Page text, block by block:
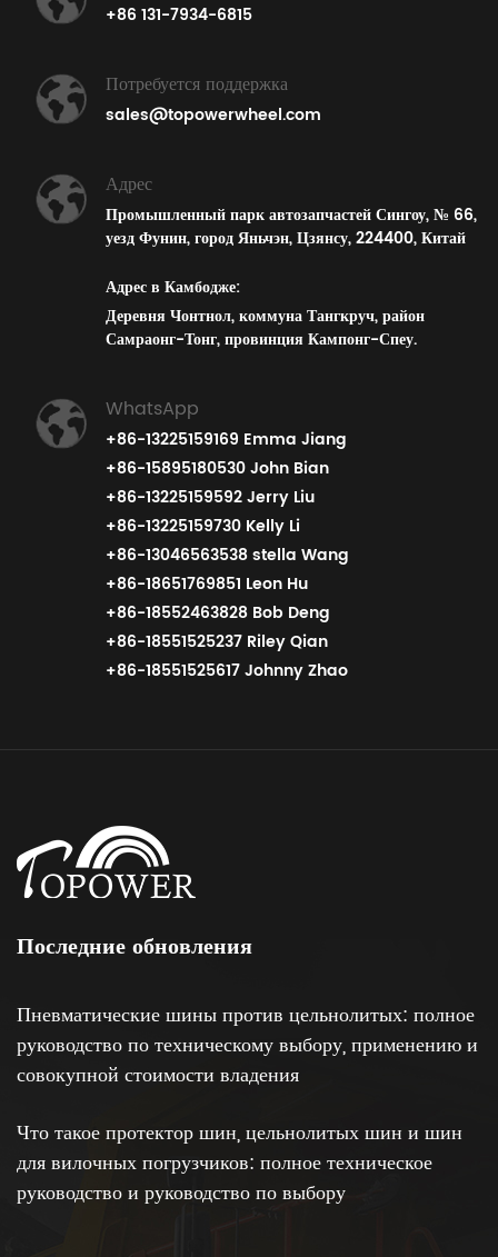
Просмотреть все проекты
+86 131-7934-6815
Потребуется поддержка
sales@topowerwheel.com
Адрес
Промышленный парк автозапчастей Сингоу, № 66,
уезд Фунин, город Яньчэн, Цзянсу, 224400, Китай
Адрес в Камбодже:
Деревня Чонтнол, коммуна Тангкруч, район
Самраонг-Тонг, провинция Кампонг-Спеу.
WhatsApp
+86-13225159169 Emma Jiang
+86-15895180530 John Bian
+86-13225159592 Jerry Liu
+86-13225159730 Kelly Li
+86-13046563538 stella Wang
+86-18651769851 Leon Hu
+86-18552463828 Bob Deng
+86-18551525237 Riley Qian
+86-18551525617 Johnny Zhao
Последние обновления
Пневматические шины против цельнолитых: полное
руководство по техническому выбору, применению и
совокупной стоимости владения
Что такое протектор шин, цельнолитых шин и шин
для вилочных погрузчиков: полное техническое
руководство и руководство по выбору